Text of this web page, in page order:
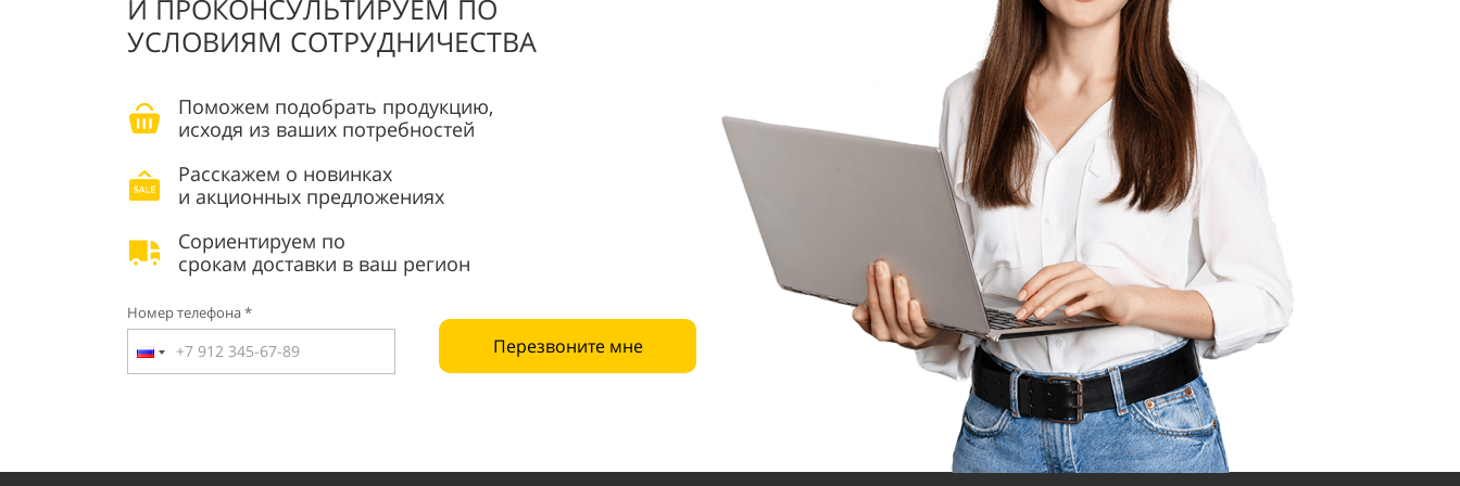
И ПРОКОНСУЛЬТИРУЕМ ПО
УСЛОВИЯМ СОТРУДНИЧЕСТВА
Поможем подобрать продукцию,
исходя из ваших потребностей
Расскажем о новинках
и акционных предложениях
Сориентируем по
срокам доставки в ваш регион
Номер телефона *
Перезвоните мне